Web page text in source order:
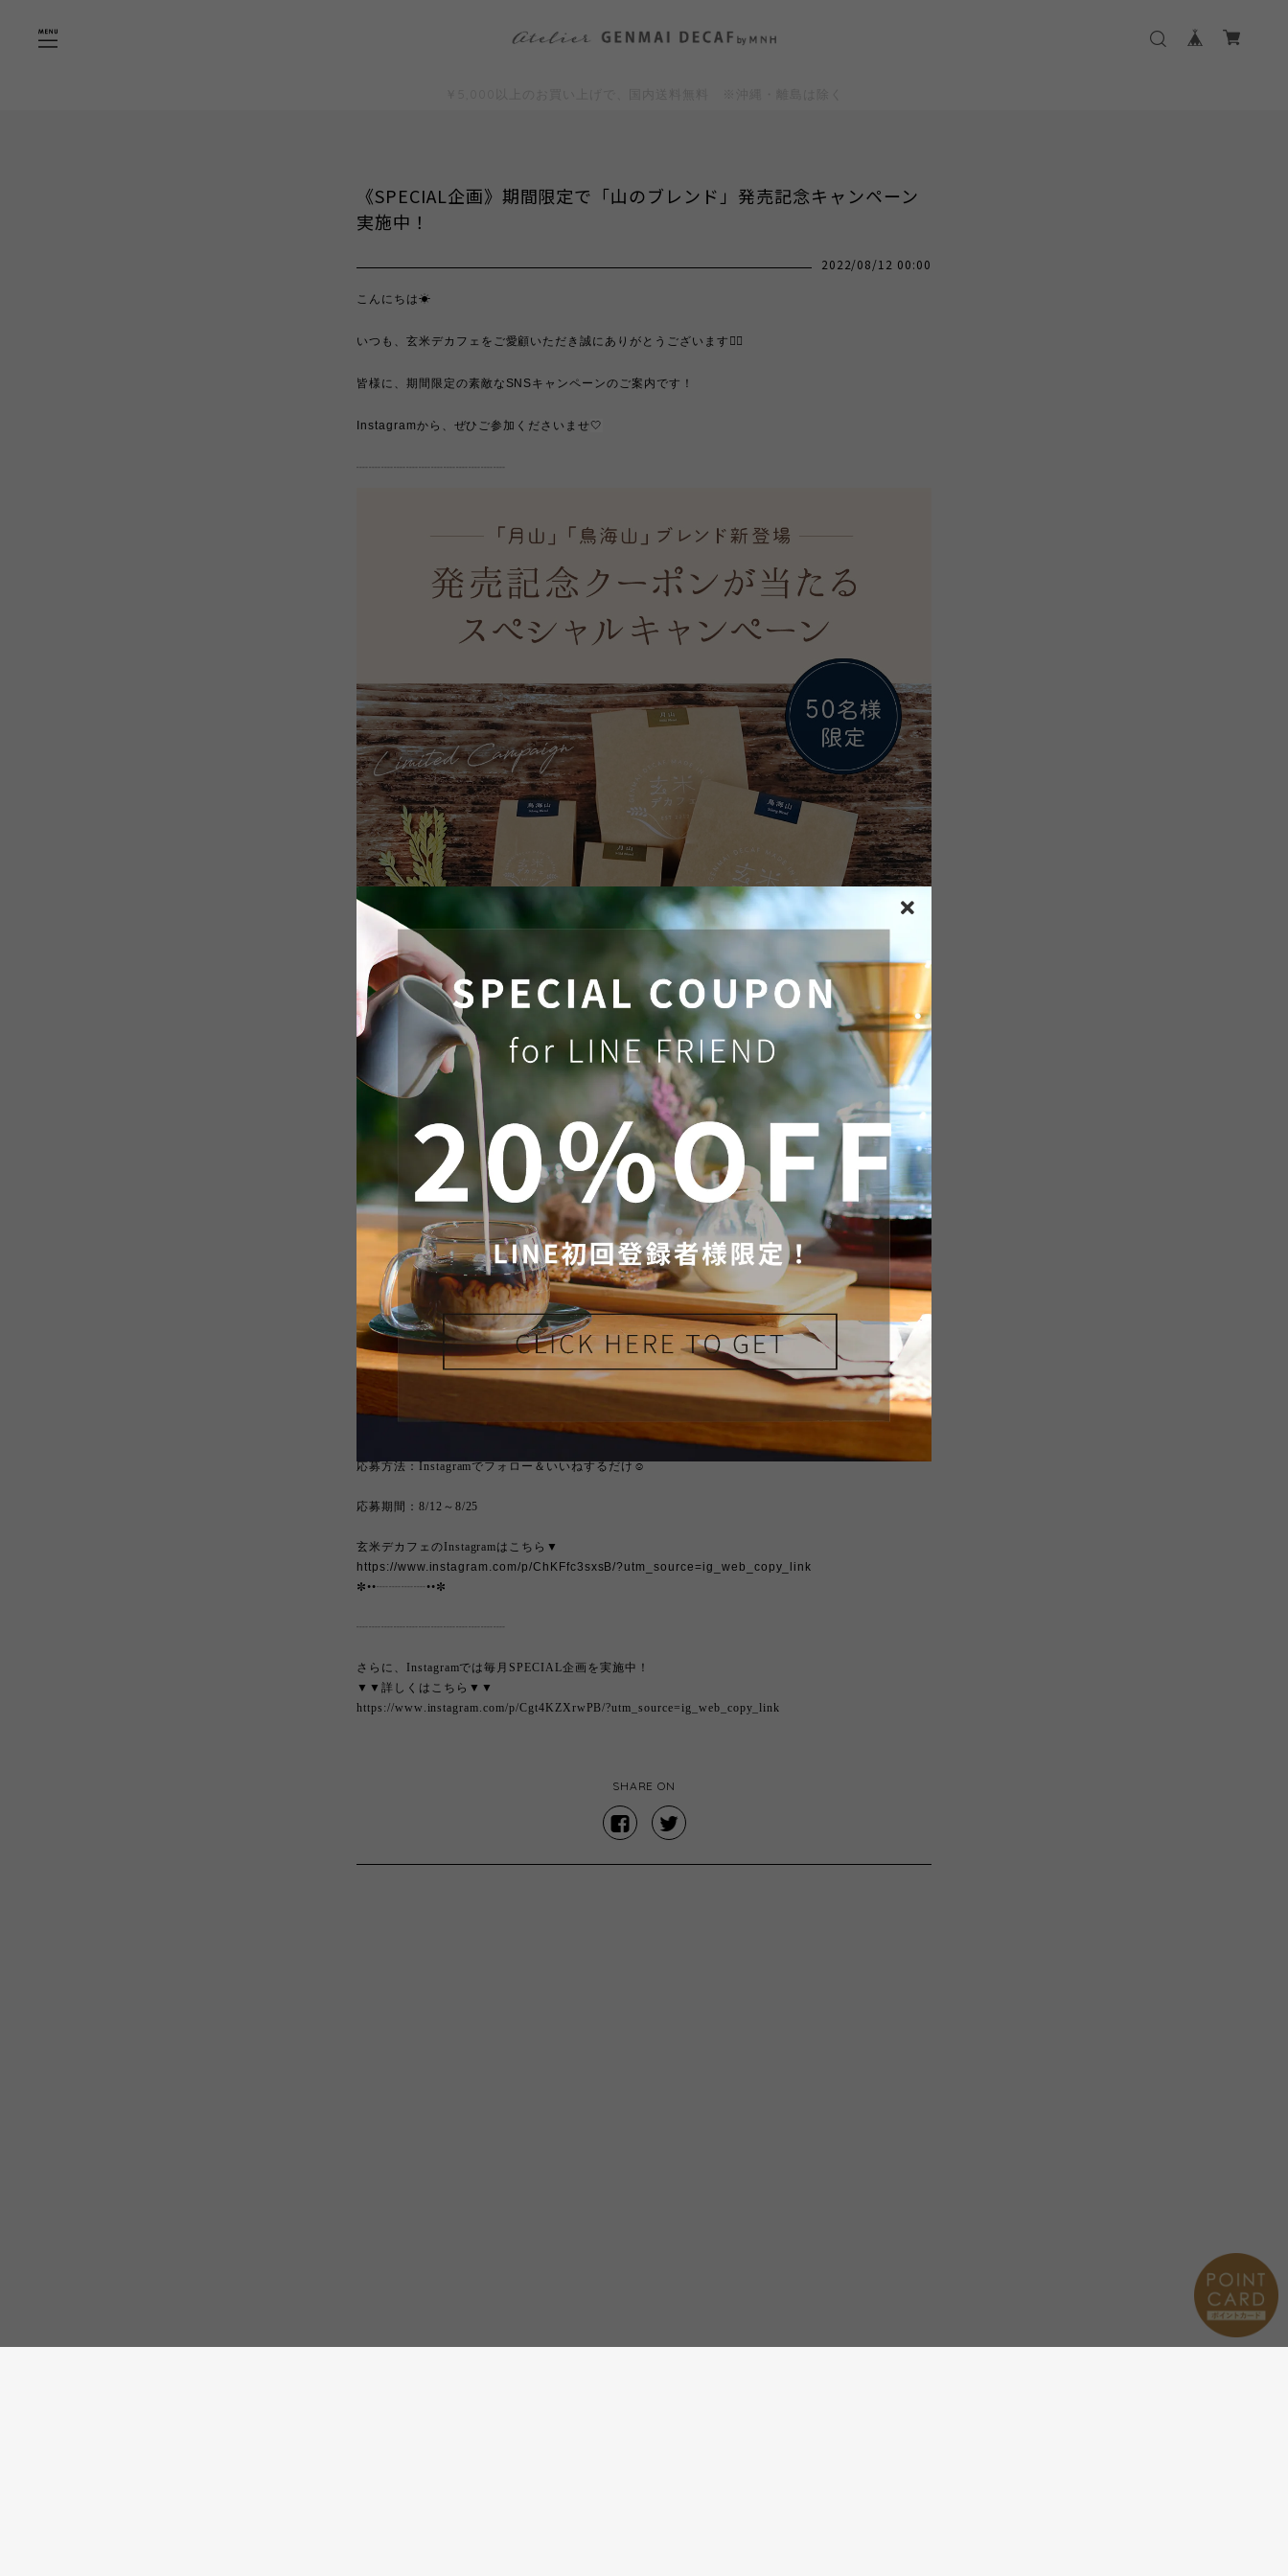
《SPECIAL企画》期間限定で「山のブレンド」発売記念キャンペーン
実施中！
2022/08/12 00:00
こんにちは☀︎
いつも、玄米デカフェをご愛顧いただき誠にありがとうございます🙇‍♀️
皆様に、期間限定の素敵なSNSキャンペーンのご案内です！
Instagramから、ぜひご参加くださいませ🤍
┈┈┈┈┈┈┈┈┈┈┈┈
【＼＼山のブレンド発売記念キャンペーン／／ 抽選で50名様にクーポンが当たる！】
山形県に実在する「山」をイメージした2種類のブレンド
「月山」「鳥海山」がオンラインショップでも販売開始となりました！𓅯
今回は新作発売を記念に、こちらのブレンドセットを
美味しく紹介してくれるモニター様をInstagramで募集いたします(ˊ ˘ˋ* )
2週間だけのスペシャル企画ですので、ご応募はお早めに！
✼••┈┈┈┈••✼
抽選で50名様にスペシャルクーポンが当たる 🎉
山のブレンドセットがワンコインで飲めます。
●「鳥海山」ブレンド ワンドリップ×3袋
応募方法：Instagramでフォロー＆いいねするだけ ☺️
応募期間：8/12～8/25
玄米デカフェのInstagramはこちら▼
https://www.instagram.com/p/ChKFfc3sxsB/?utm_source=ig_web_copy_link
✼••┈┈┈┈••✼
┈┈┈┈┈┈┈┈┈┈┈┈
さらに、Instagramでは毎月SPECIAL企画を実施中！
▼▼詳しくはこちら▼▼
https://www.instagram.com/p/Cgt4KZXrwPB/?utm_source=ig_web_copy_link
SHARE ON